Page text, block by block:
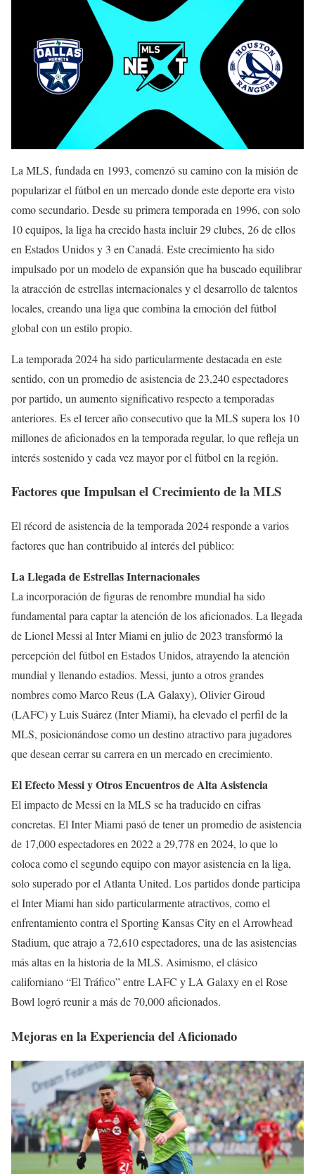
La MLS, fundada en 1993, comenzó su camino con la misión de
popularizar el fútbol en un mercado donde este deporte era visto
como secundario. Desde su primera temporada en 1996, con solo
10 equipos, la liga ha crecido hasta incluir 29 clubes, 26 de ellos
en Estados Unidos y 3 en Canadá. Este crecimiento ha sido
impulsado por un modelo de expansión que ha buscado equilibrar
la atracción de estrellas internacionales y el desarrollo de talentos
locales, creando una liga que combina la emoción del fútbol
global con un estilo propio.
La temporada 2024 ha sido particularmente destacada en este
sentido, con un promedio de asistencia de 23,240 espectadores
por partido, un aumento significativo respecto a temporadas
anteriores. Es el tercer año consecutivo que la MLS supera los 10
millones de aficionados en la temporada regular, lo que refleja un
interés sostenido y cada vez mayor por el fútbol en la región.
Factores que Impulsan el Crecimiento de la MLS
El récord de asistencia de la temporada 2024 responde a varios
factores que han contribuido al interés del público:
La Llegada de Estrellas Internacionales
La incorporación de figuras de renombre mundial ha sido
fundamental para captar la atención de los aficionados. La llegada
de Lionel Messi al Inter Miami en julio de 2023 transformó la
percepción del fútbol en Estados Unidos, atrayendo la atención
mundial y llenando estadios. Messi, junto a otros grandes
nombres como Marco Reus (LA Galaxy), Olivier Giroud
(LAFC) y Luis Suárez (Inter Miami), ha elevado el perfil de la
MLS, posicionándose como un destino atractivo para jugadores
que desean cerrar su carrera en un mercado en crecimiento.
El Efecto Messi y Otros Encuentros de Alta Asistencia
El impacto de Messi en la MLS se ha traducido en cifras
concretas. El Inter Miami pasó de tener un promedio de asistencia
de 17,000 espectadores en 2022 a 29,778 en 2024, lo que lo
coloca como el segundo equipo con mayor asistencia en la liga,
solo superado por el Atlanta United. Los partidos donde participa
el Inter Miami han sido particularmente atractivos, como el
enfrentamiento contra el Sporting Kansas City en el Arrowhead
Stadium, que atrajo a 72,610 espectadores, una de las asistencias
más altas en la historia de la MLS. Asimismo, el clásico
californiano “El Tráfico” entre LAFC y LA Galaxy en el Rose
Bowl logró reunir a más de 70,000 aficionados.
Mejoras en la Experiencia del Aficionado